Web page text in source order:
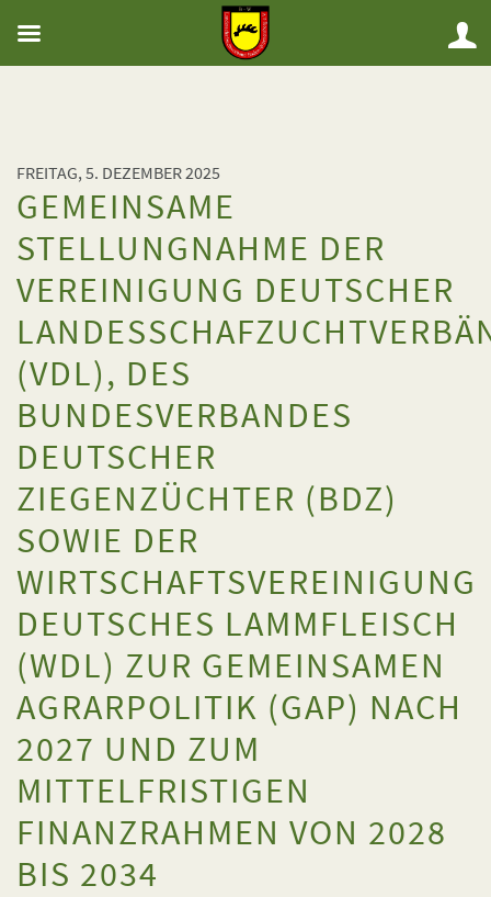
FREITAG, 5. DEZEMBER 2025
GEMEINSAME
STELLUNGNAHME DER
VEREINIGUNG DEUTSCHER
(VDL), DES
BUNDESVERBANDES
DEUTSCHER
ZIEGENZÜCHTER (BDZ)
SOWIE DER
WIRTSCHAFTSVEREINIGUNG
DEUTSCHES LAMMFLEISCH
(WDL) ZUR GEMEINSAMEN
AGRARPOLITIK (GAP) NACH
2027 UND ZUM
MITTELFRISTIGEN
FINANZRAHMEN VON 2028
BIS 2034